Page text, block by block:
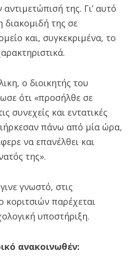
της. Γι’ αυτό
διακομιδή της σε
και, συγκεκριμένα, το
ο διοικητής του
ότι «προσήλθε σε
συνεχείς και εντατικές
πάνω από μία ώρα,
να επανέλθει και
της».
γνωστό, στις
κοριτσιών παρέχεται
υποστήριξη.
ανακοινωθέν: